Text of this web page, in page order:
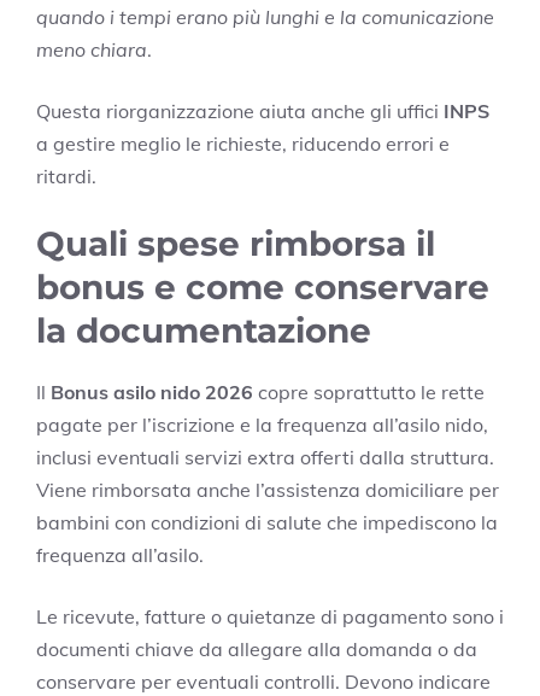
quando i tempi erano più lunghi e la comunicazione
meno chiara.
Questa riorganizzazione aiuta anche gli uffici INPS
a gestire meglio le richieste, riducendo errori e
ritardi.
Quali spese rimborsa il
bonus e come conservare
la documentazione
Il Bonus asilo nido 2026 copre soprattutto le rette
pagate per l’iscrizione e la frequenza all’asilo nido,
inclusi eventuali servizi extra offerti dalla struttura.
Viene rimborsata anche l’assistenza domiciliare per
bambini con condizioni di salute che impediscono la
frequenza all’asilo.
Le ricevute, fatture o quietanze di pagamento sono i
documenti chiave da allegare alla domanda o da
conservare per eventuali controlli. Devono indicare